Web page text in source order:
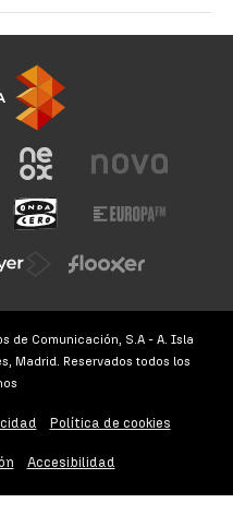
de Comunicación, S.A - A. Isla
Madrid. Reservados todos los
Política de cookies
Accesibilidad